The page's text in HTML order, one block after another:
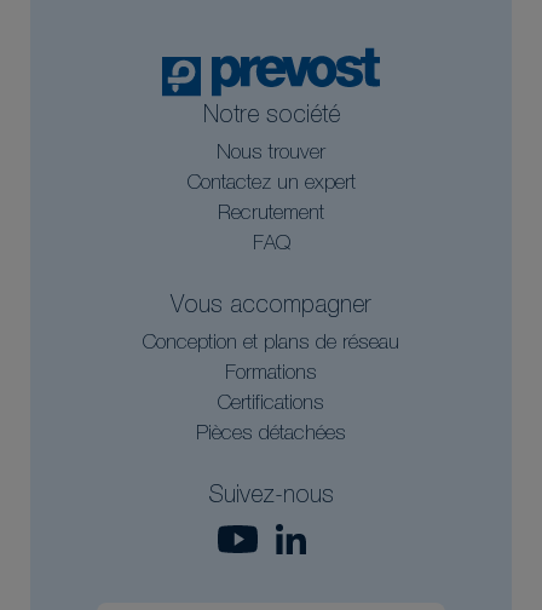
Notre société
Nous trouver
Contactez un expert
Recrutement
FAQ
Vous accompagner
Conception et plans de réseau
Formations
Certifications
Pièces détachées
Suivez-nous